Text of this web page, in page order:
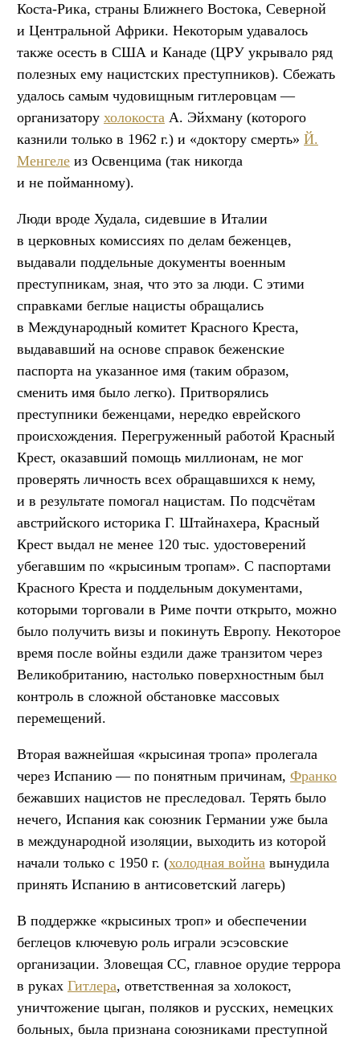
Коста-Рика, страны Ближнего Востока, Северной
и Центральной Африки. Некоторым удавалось
также осесть в США и Канаде (ЦРУ укрывало ряд
полезных ему нацистских преступников). Сбежать
удалось самым чудовищным гитлеровцам —
организатору холокоста А. Эйхману (которого
казнили только в 1962 г.) и «доктору смерть» Й.
Менгеле из Освенцима (так никогда
и не пойманному).
Люди вроде Худала, сидевшие в Италии
в церковных комиссиях по делам беженцев,
выдавали поддельные документы военным
преступникам, зная, что это за люди. С этими
справками беглые нацисты обращались
в Международный комитет Красного Креста,
выдававший на основе справок беженские
паспорта на указанное имя (таким образом,
сменить имя было легко). Притворялись
преступники беженцами, нередко еврейского
происхождения. Перегруженный работой Красный
Крест, оказавший помощь миллионам, не мог
проверять личность всех обращавшихся к нему,
и в результате помогал нацистам. По подсчётам
австрийского историка Г. Штайнахера, Красный
Крест выдал не менее 120 тыс. удостоверений
убегавшим по «крысиным тропам». С паспортами
Красного Креста и поддельным документами,
которыми торговали в Риме почти открыто, можно
было получить визы и покинуть Европу. Некоторое
время после войны ездили даже транзитом через
Великобританию, настолько поверхностным был
контроль в сложной обстановке массовых
перемещений.
Вторая важнейшая «крысиная тропа» пролегала
через Испанию — по понятным причинам, Франко
бежавших нацистов не преследовал. Терять было
нечего, Испания как союзник Германии уже была
в международной изоляции, выходить из которой
начали только с 1950 г. (холодная война вынудила
принять Испанию в антисоветский лагерь)
В поддержке «крысиных троп» и обеспечении
беглецов ключевую роль играли эсэсовские
организации. Зловещая СС, главное орудие террора
в руках Гитлера, ответственная за холокост,
уничтожение цыган, поляков и русских, немецких
больных, была признана союзниками преступной